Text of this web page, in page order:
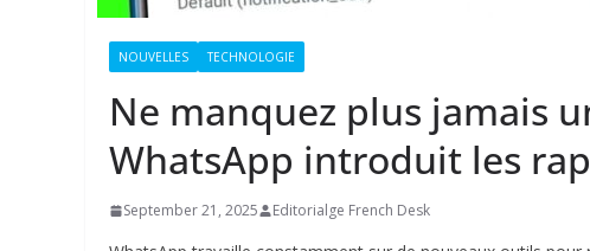
NOUVELLES TECHNOLOGIE
Ne manquez plus jamais
WhatsApp introduit les
September 21, 2025 Editorialge French Desk